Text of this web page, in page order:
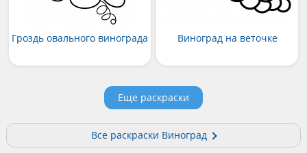
Гроздь овального винограда Виноград на веточке
Еще раскраски
Все раскраски Виноград